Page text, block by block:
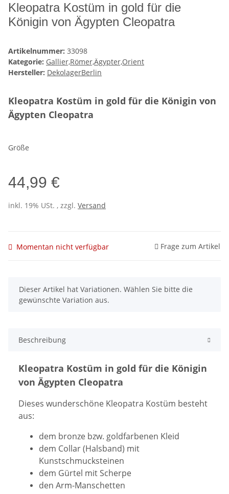
Kleopatra Kostüm in gold für die
Königin von Ägypten Cleopatra
Artikelnummer: 33098
Kategorie: Gallier,Römer,Ägypter,Orient
Hersteller: DekolagerBerlin
Kleopatra Kostüm in gold für die Königin von
Ägypten Cleopatra
Größe
44,99 €
inkl. 19% USt. , zzgl. Versand
Momentan nicht verfügbar Frage zum Artikel
x
Dieser Artikel hat Variationen. Wählen Sie bitte die
gewünschte Variation aus.
Beschreibung
Kleopatra Kostüm in gold für die Königin
von Ägypten Cleopatra
Dieses wunderschöne Kleopatra Kostüm besteht
aus:
dem bronze bzw. goldfarbenen Kleid
dem Collar (Halsband) mit
Kunstschmucksteinen
dem Gürtel mit Scherpe
den Arm-Manschetten